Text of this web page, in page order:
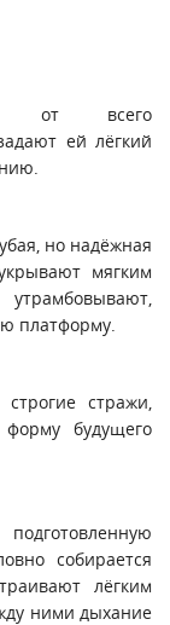
от всего
ей лёгкий
но надёжная
мягким
платформу.
стражи,
будущего
собирается
лёгким
ними дыхание